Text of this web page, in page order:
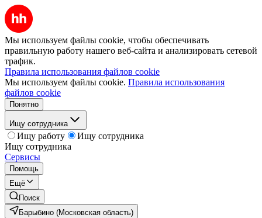
Мы используем файлы cookie, чтобы обеспечивать
правильную работу нашего веб-сайта и анализировать сетевой
трафик.
Правила использования файлов cookie
Мы используем файлы cookie. Правила использования
файлов cookie
Понятно
Ищу сотрудника
Ищу работу
Ищу сотрудника
Ищу сотрудника
Сервисы
Помощь
Ещё
Поиск
Барыбино (Московская область)